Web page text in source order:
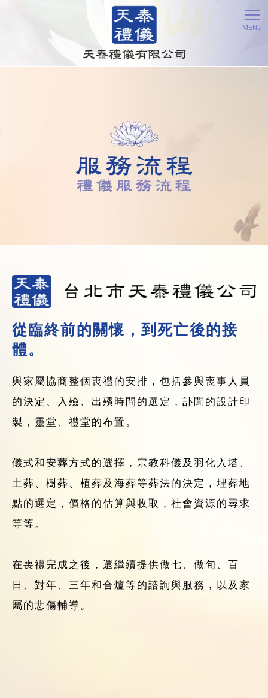
從臨終前的關懷，到死亡後的接
體。
與家屬協商整個喪禮的安排，包括參與喪事人員
的決定、入殮、出殯時間的選定，訃聞的設計印
製，靈堂、禮堂的布置。
儀式和安葬方式的選擇，宗教科儀及羽化入塔、
土葬、樹葬、植葬及海葬等葬法的決定，埋葬地
點的選定，價格的估算與收取，社會資源的尋求
等等。
在喪禮完成之後，還繼續提供做七、做旬、百
日、對年、三年和合爐等的諮詢與服務，以及家
屬的悲傷輔導。